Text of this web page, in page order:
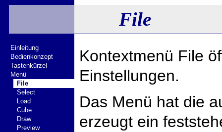
File
Kontextmenü File
Einstellungen.
Das Menü hat die
erzeugt ein
Einleitung
Bedienkonzept
Tastenkürzel
Menü
File
Select
Load
Cube
Draw
Preview